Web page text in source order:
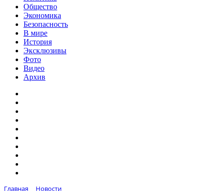
Общество
Экономика
Безопасность
В мире
История
Эксклюзивы
Фото
Видео
Архив
Главная
Новости